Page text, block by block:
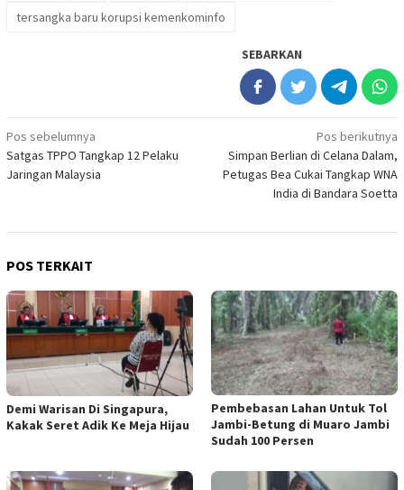
tersangka baru korupsi kemenkominfo
SEBARKAN
Navigasi
pos
Pos sebelumnya
Satgas TPPO Tangkap 12 Pelaku
Jaringan Malaysia
Pos berikutnya
Simpan Berlian di Celana Dalam,
Petugas Bea Cukai Tangkap WNA
India di Bandara Soetta
POS TERKAIT
Demi Warisan Di Singapura,
Kakak Seret Adik Ke Meja Hijau
Pembebasan Lahan Untuk Tol
Jambi-Betung di Muaro Jambi
Sudah 100 Persen